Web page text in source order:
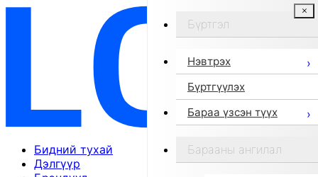
Бидний тухай
Дэлгүүр
Бүртгэл
Нэвтрэх
Бүртгүүлэх
Бараа үзсэн түүх
Барааны ангилал